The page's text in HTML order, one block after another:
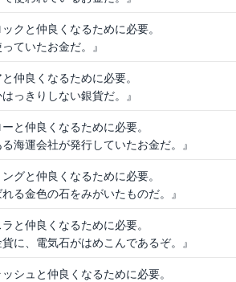
クと仲良くなるために必要。
ていたお金だ。』
仲良くなるために必要。
っきりしない銀貨だ。』
と仲良くなるために必要。
る海運会社が発行していたお金だ。』
グと仲良くなるために必要。
れる金色の石をみがいたものだ。』
と仲良くなるために必要。
貨に、電気石がはめこんであるぞ。』
シュと仲良くなるために必要。